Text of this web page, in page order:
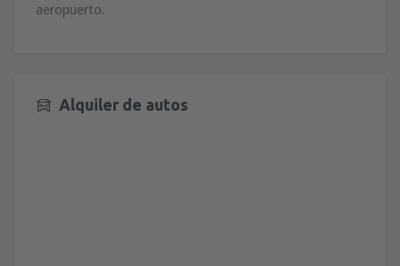
aeropuerto.
Alquiler de autos